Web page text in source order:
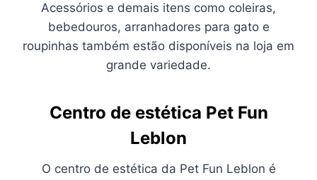
Acessórios e demais itens como coleiras,
bebedouros, arranhadores para gato e
roupinhas também estão disponíveis na loja em
grande variedade.
Centro de estética Pet Fun
Leblon
O centro de estética da Pet Fun Leblon é